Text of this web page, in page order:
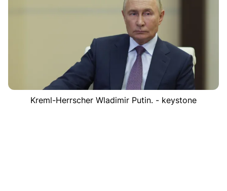
Kreml-Herrscher Wladimir Putin. - keystone